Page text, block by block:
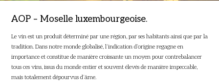
AOP – Moselle luxembourgeoise.
Le vin est un produit déterminé par une région, par ses habitants ainsi que par la
tradition. Dans notre monde globalisé, l’indication d’origine regagne en
importance et constitue de manière croissante un moyen pour contrebalancer
tous ces vins, issus du monde entier et souvent élevés de manière impeccable,
mais totalement dépourvus d’âme.